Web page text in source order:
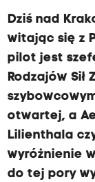
Dziś nad
witając się z
pilot jest
Rodzajów Sił
otwartej, a
Lilienthala
wyróżnienie
do tej pory